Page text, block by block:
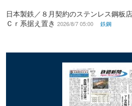
日本製鉄／８月契約のステンレス鋼板
Ｃｒ系据え置き 2026/8/7 05:00 鉄鋼